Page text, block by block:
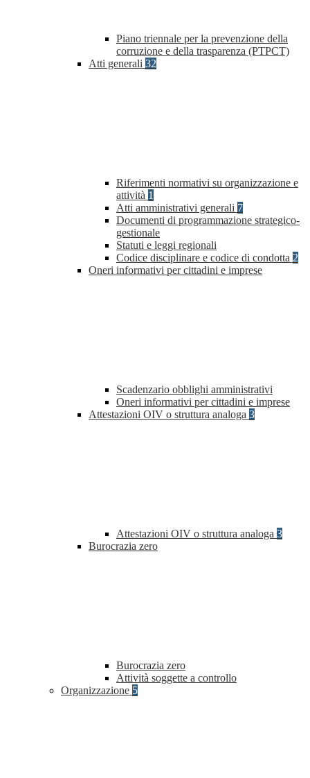
Piano triennale per la prevenzione della
corruzione e della trasparenza (PTPCT)
Atti generali 32
Riferimenti normativi su organizzazione e
attività 1
Atti amministrativi generali 7
Documenti di programmazione strategico-
gestionale
Statuti e leggi regionali
Codice disciplinare e codice di condotta 2
Oneri informativi per cittadini e imprese
Scadenzario obblighi amministrativi
Oneri informativi per cittadini e imprese
Attestazioni OIV o struttura analoga 3
Attestazioni OIV o struttura analoga 3
Burocrazia zero
Burocrazia zero
Attività soggette a controllo
Organizzazione 5